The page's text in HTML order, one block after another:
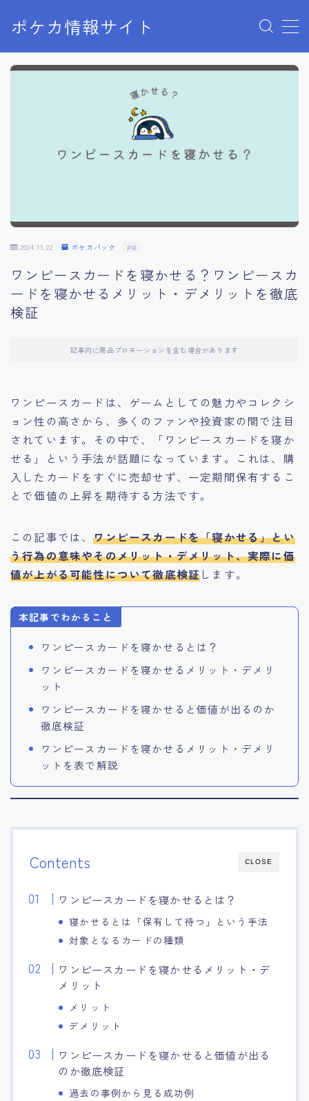
ポケカ情報サイト
MENU
Home
有料記事の決済完了ページ
2024.11.22 ポケカパック PR
ワンピースカードを寝かせる？ワンピースカ
ードを寝かせるメリット・デメリットを徹底
検証
記事内に商品プロモーションを含む場合があります
ワンピースカードは、ゲームとしての魅力やコレクシ
ョン性の高さから、多くのファンや投資家の間で注目
されています。その中で、「ワンピースカードを寝か
せる」という手法が話題になっています。これは、購
入したカードをすぐに売却せず、一定期間保有するこ
とで価値の上昇を期待する方法です。
この記事では、ワンピースカードを「寝かせる」とい
う行為の意味やそのメリット・デメリット、実際に価
値が上がる可能性について徹底検証します。
本記事でわかること
ワンピースカードを寝かせるとは？
ワンピースカードを寝かせるメリット・デメリ
ット
ワンピースカードを寝かせると価値が出るのか
徹底検証
ワンピースカードを寝かせるメリット・デメリ
ットを表で解説
CLOSE
Contents
ワンピースカードを寝かせるとは？
寝かせるとは「保有して待つ」という手法
対象となるカードの種類
ワンピースカードを寝かせるメリット・デ
メリット
メリット
デメリット
ワンピースカードを寝かせると価値が出る
のか徹底検証
過去の事例から見る成功例